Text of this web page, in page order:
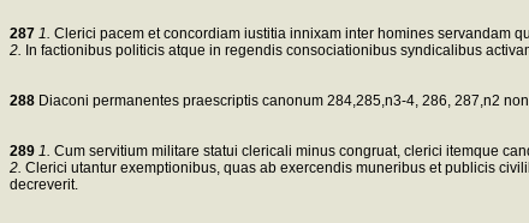
287 1. Clerici pacem et concordiam iustitia innixam inter homines servandam
2. In factionibus politicis atque in regendis consociationibus syndicalibus
288 Diaconi permanentes praescriptis canonum 284,285,n3-4, 286, 287,n2
289 1. Cum servitium militare statui clericali minus congruat, clerici itemque
2. Clerici utantur exemptionibus, quas ab exercendis muneribus et publicis
decreverit.